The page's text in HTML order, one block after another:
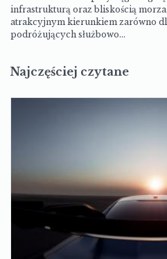
infrastrukturą oraz bliskością
atrakcyjnym kierunkiem zarówno
podróżujących służbowo…
Najczęściej czytane